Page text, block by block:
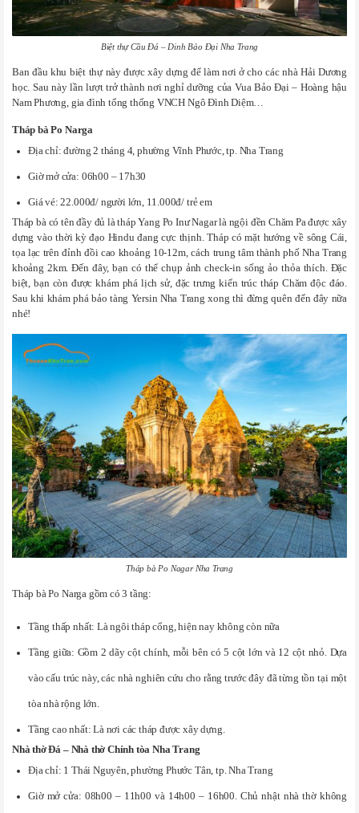
Biệt thự Cầu Đá – Dinh Bảo Đại Nha Trang
Ban đầu khu biệt thự này được xây dựng để làm nơi ở cho các nhà Hải Dương
học. Sau này lần lượt trở thành nơi nghỉ dưỡng của Vua Bảo Đại – Hoàng hậu
Nam Phương, gia đình tổng thống VNCH Ngô Đình Diệm…
Tháp bà Po Narga
Địa chỉ: đường 2 tháng 4, phường Vĩnh Phước, tp. Nha Trang
Giờ mở cửa: 06h00 – 17h30
Giá vé: 22.000đ/ người lớn, 11.000đ/ trẻ em
Tháp bà có tên đầy đủ là tháp Yang Po Inư Nagar là ngội đền Chăm Pa được xây
dựng vào thời kỳ đạo Hindu đang cực thịnh. Tháp có mặt hướng về sông Cái,
tọa lạc trên đỉnh đồi cao khoảng 10-12m, cách trung tâm thành phố Nha Trang
khoảng 2km. Đến đây, bạn có thể chụp ảnh check-in sống ảo thỏa thích. Đặc
biệt, bạn còn được khám phá lịch sử, đặc trưng kiến trúc tháp Chăm độc đáo.
Sau khi khám phá bảo tàng Yersin Nha Trang xong thì đừng quên đến đây nữa
nhé!
Tháp bà Po Nagar Nha Trang
Tháp bà Po Narga gồm có 3 tầng:
Tầng thấp nhất: Là ngôi tháp cổng, hiện nay không còn nữa
Tầng giữa: Gồm 2 dãy cột chính, mỗi bên có 5 cột lớn và 12 cột nhỏ. Dựa
vào cấu trúc này, các nhà nghiên cứu cho rằng trước đây đã từng tồn tại một
tòa nhà rộng lớn.
Tầng cao nhất: Là nơi các tháp được xây dựng.
Nhà thờ Đá – Nhà thờ Chính tòa Nha Trang
Địa chỉ: 1 Thái Nguyên, phường Phước Tân, tp. Nha Trang
Giờ mở cửa: 08h00 – 11h00 và 14h00 – 16h00. Chủ nhật nhà thờ không